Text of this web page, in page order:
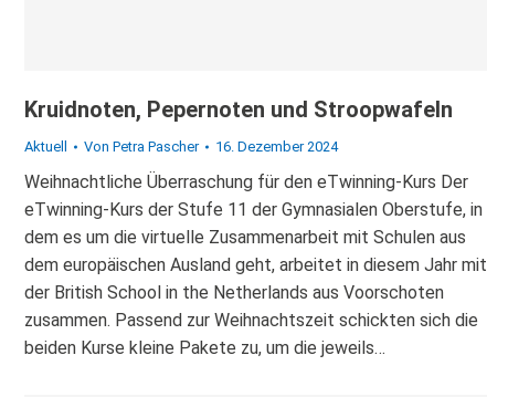
Kruidnoten, Pepernoten und Stroopwafeln
Aktuell Von Petra Pascher 16. Dezember 2024
Weihnachtliche Überraschung für den eTwinning-Kurs Der
eTwinning-Kurs der Stufe 11 der Gymnasialen Oberstufe, in
dem es um die virtuelle Zusammenarbeit mit Schulen aus
dem europäischen Ausland geht, arbeitet in diesem Jahr mit
der British School in the Netherlands aus Voorschoten
zusammen. Passend zur Weihnachtszeit schickten sich die
beiden Kurse kleine Pakete zu, um die jeweils…